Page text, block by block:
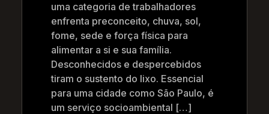
uma categoria de trabalhadores
enfrenta preconceito, chuva, sol,
fome, sede e força física para
alimentar a si e sua família.
Desconhecidos e despercebidos
tiram o sustento do lixo. Essencial
para uma cidade como São Paulo, é
um serviço socioambiental […]